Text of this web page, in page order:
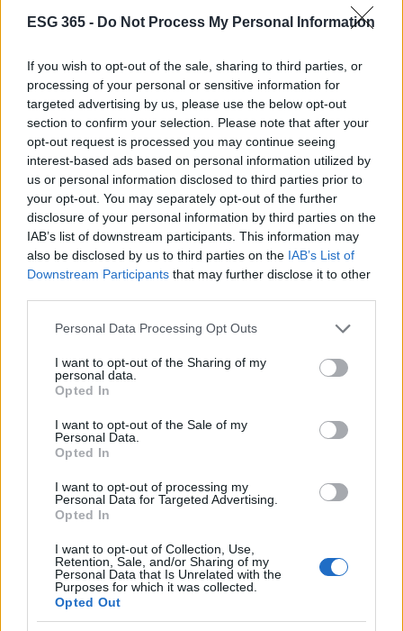
ESG 365 - Do Not Process My Personal Information
If you wish to opt-out of the sale, sharing to third parties, or
processing of your personal or sensitive information for
targeted advertising by us, please use the below opt-out
section to confirm your selection. Please note that after your
opt-out request is processed you may continue seeing
interest-based ads based on personal information utilized by
us or personal information disclosed to third parties prior to
your opt-out. You may separately opt-out of the further
disclosure of your personal information by third parties on the
IAB’s list of downstream participants. This information may
also be disclosed by us to third parties on the IAB’s List of
Downstream Participants that may further disclose it to other
Please note that this website/app uses one or more Google
not limited to your visit or usage behaviour. You may click to
grant or deny consent to Google and its third-party tags to
use your data for below specified purposes in below Google
consent section.
Personal Data Processing Opt Outs
I want to opt-out of the Sharing of my
personal data.
Opted In
I want to opt-out of the Sale of my
Personal Data.
Opted In
I want to opt-out of processing my
Personal Data for Targeted Advertising.
Opted In
I want to opt-out of Collection, Use,
Retention, Sale, and/or Sharing of my
Personal Data that Is Unrelated with the
Purposes for which it was collected.
Opted Out
Continua a leggere
EVENTI E AGENDA
La scuola di San Filippo a Cetraro vince il premio
Ilaria Galli · 9 Ago 2026